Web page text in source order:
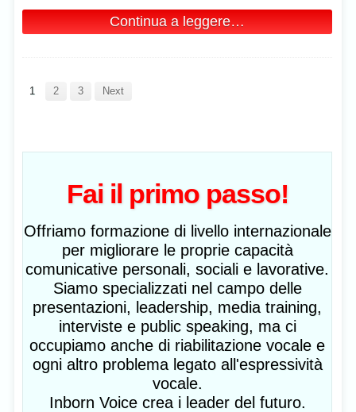
Continua a leggere…
1 2 3 Next
Fai il primo passo!
Offriamo formazione di livello internazionale
per migliorare le proprie capacità
comunicative personali, sociali e lavorative.
Siamo specializzati nel campo delle
presentazioni, leadership, media training,
interviste e public speaking, ma ci
occupiamo anche di riabilitazione vocale e
ogni altro problema legato all'espressività
vocale.
Inborn Voice crea i leader del futuro.